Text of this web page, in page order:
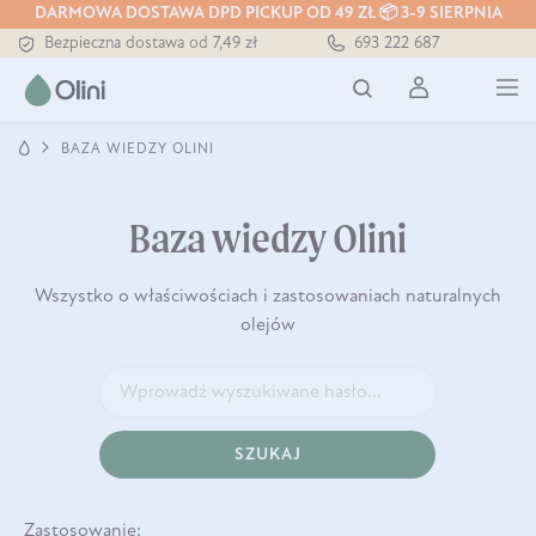
DARMOWA DOSTAWA DPD PICKUP OD 49 ZŁ 📦 3-9 SIERPNIA
Bezpieczna dostawa od 7,49 zł
Darmowa dostawa od 199 zł
Tłoczony zawsze na zimno
693 222 687
BAZA WIEDZY OLINI
Baza wiedzy Olini
Wszystko o właściwościach i zastosowaniach naturalnych
olejów
SZUKAJ
Zastosowanie: